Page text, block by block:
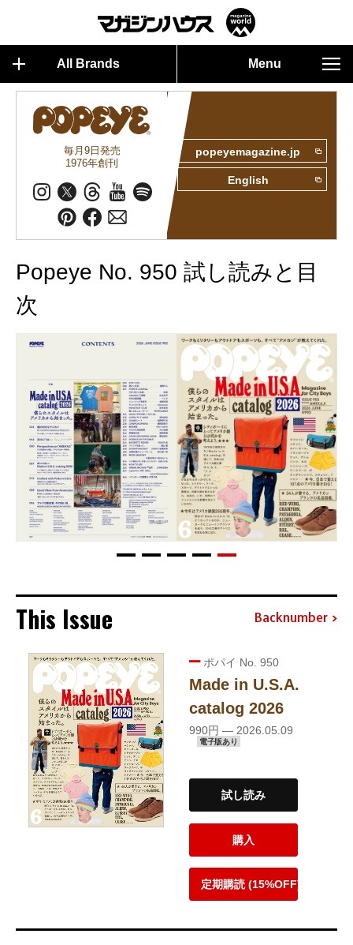
All Brands Menu
毎月9日発売
1976年創刊
popeyemagazine.jp
English
Popeye No. 950 試し読みと目
次
This Issue Backnumber
ポパイ No. 950
Made in U.S.A.
catalog 2026
990円 — 2026.05.09
電子版あり
試し読み
購入
定期購読 (15%OFF)